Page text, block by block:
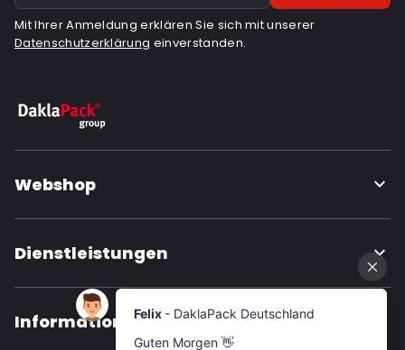
Mit Ihrer Anmeldung erklären Sie sich mit unserer
Datenschutzerklärung einverstanden.
Webshop
Dienstleistungen
Informationen